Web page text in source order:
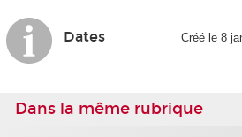
Dates Créé le 8
Dans la même rubrique